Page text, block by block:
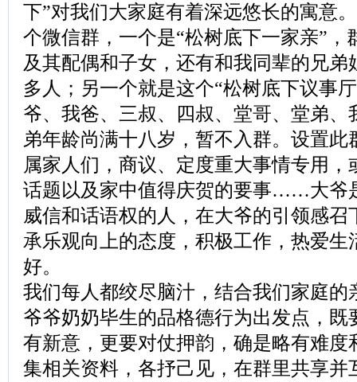
下”对我们大家庭有着深远悠长的寓意
个微信群，一个是“松树底下一家亲”，
及其配偶和子女，还有和我同辈的兄
多人；另一个就是这个“松树底下议事
爷、我爸、三叔、四叔、堂哥、堂弟、
弟年龄尚满十八岁，暂不入群。设置
属家人们，商议、定度重大事情专用
话题以及家中值得庆贺的要事……大爷
威信和话语权的人，在大爷的引领感
承乐观向上的态度，积极工作，热爱生
好。
我们每人都绞尽脑汁，结合我们家庭的
爷爷奶奶毕生的品格德行为出发点，既
有新意，更要对仗押韵，确是略有难度
集相关资料，各抒己见，在群里共享并